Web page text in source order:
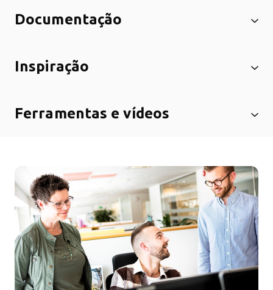
Documentação
Inspiração
Ferramentas e vídeos